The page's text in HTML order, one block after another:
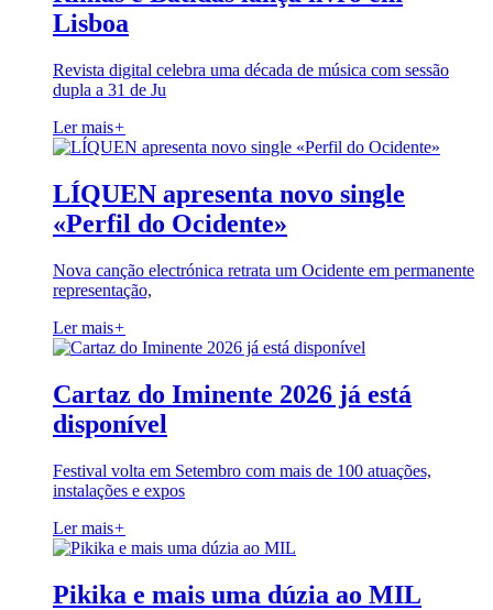
Lisboa
Revista digital celebra uma década de música com sessão
dupla a 31 de Ju
Ler mais+
LÍQUEN apresenta novo single
«Perfil do Ocidente»
Nova canção electrónica retrata um Ocidente em permanente
representação,
Ler mais+
Cartaz do Iminente 2026 já está
disponível
Festival volta em Setembro com mais de 100 atuações,
instalações e expos
Ler mais+
Pikika e mais uma dúzia ao MIL